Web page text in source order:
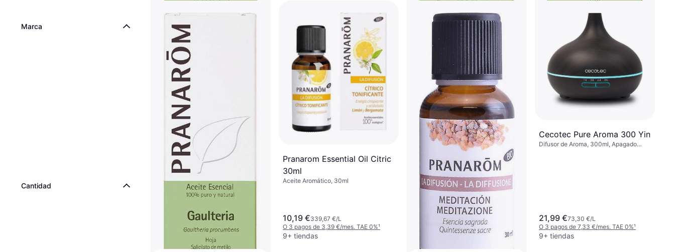
Marca
Cantidad
Pranarom Aceite Esencial de
Menta Piperita 10ml
Aceite Aromático, 1 pcs, 10ml
6,59 €659,00 €/L
O 3 pagos de 2,19 €/mes. TAE 0%
9+ tiendas
Pranarom Aceite Esencial
Árbol del té 10 ml
Aceite Aromático, 10ml
5,39 €
539,00 €/L
O 3 pagos de 1,79 €/mes. TAE 0%
9+ tiendas
Pranarom Aceite Esencial
#ravintsara
Aceite Aromático, 1 pcs, 10ml
8,39 €839,00 €/L
O 3 pagos de 2,79 €/mes. TAE 0%
9+ tiendas
Pranarom Essential Oil Citric
30ml
Aceite Aromático, 30ml
10,19 €339,67 €/L
O 3 pagos de 3,39 €/mes. TAE 0%¹
9+ tiendas
Cecotec Pure Aroma 300 Yin
Difusor de Aroma, 300ml, Apagado
21,99 €73,30 €/L
O 3 pagos de 7,33 €/mes. TAE 0%¹
9+ tiendas